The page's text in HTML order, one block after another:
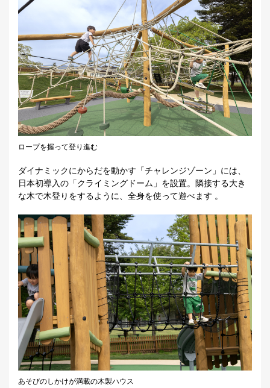
ロープを握って登り進む
ダイナミックにからだを動かす「チャレンジゾーン」には、
日本初導入の「クライミングドーム」を設置。隣接する大き
な木で木登りをするように、全身を使って遊べます 。
あそびのしかけが満載の木製ハウス